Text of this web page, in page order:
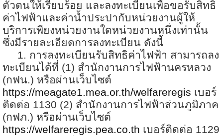
ตัวตนให้เรียบร้อย และลงทะเบียนเพื่อขอรับสิทธิ
ค่าไฟฟ้าและค่าน้ำประปากับหน่วยงานผู้ให้
บริการเพียงหน่วยงานใดหน่วยงานหนึ่งเท่านั้น
ซึ่งมีรายละเอียดการลงทะเบียน ดังนี้
1. การลงทะเบียนรับสิทธิค่าไฟฟ้า สามารถลง
ทะเบียนได้ที่ (1) สำนักงานการไฟฟ้านครหลวง
(กฟน.) หรือผ่านเว็บไซต์
https://meagate1.mea.or.th/welfareregis เบอร์
ติดต่อ 1130 (2) สำนักงานการไฟฟ้าส่วนภูมิภาค
(กฟภ.) หรือผ่านเว็บไซต์
https://welfareregis.pea.co.th เบอร์ติดต่อ 1129